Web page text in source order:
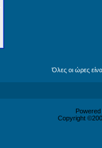
Όλες οι ώρες
Copyright